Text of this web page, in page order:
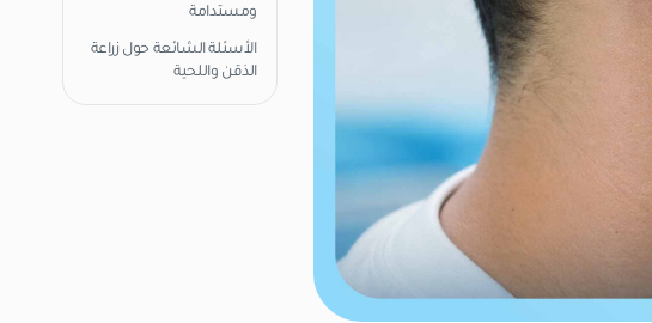
ومستدامة
الأسئلة الشائعة حول زراعة
الذقن واللحية